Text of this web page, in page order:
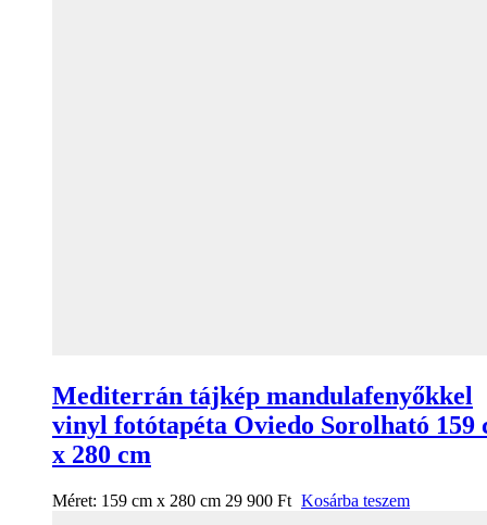
Mediterrán tájkép mandulafenyőkkel
vinyl fotótapéta Oviedo Sorolható 159
x 280 cm
Méret: 159 cm x 280 cm 29 900 Ft Kosárba teszem